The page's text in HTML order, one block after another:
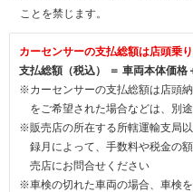
ことを禁じます。
カーセンサーの支払総額は店頭乗
支払総額（税込） ＝ 車両本体価格
※カーセンサーの支払総額は店頭
をご希望された場合などは、別
※販売店の所在する所轄運輸支局
録月によって、手数料や税金の
売店にお問合せください
※車検の切れた車両の場合、車検